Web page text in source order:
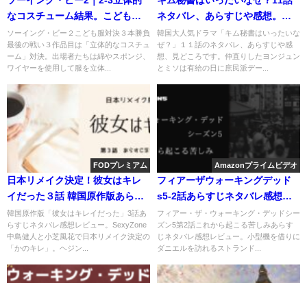
なコスチューム結果。こどもモ
デルの動きを考える
ソーイング・ビー２こども服対決３本勝負
最後の戦い３作品目は「立体的なコスチュ
ーム」対決。出場者たちは綿やスポンジ、
ワイヤーを使用して服を立体...
ネタバレ、あらすじや感想。市
バスデートは最高？
韓国大人気ドラマ「キム秘書はいったいな
ぜ？」１１話のネタバレ、あらすじや感
想、見どころです。仲直りしたヨンジュン
とミソは有給の日に庶民派デー...
FODプレミアム
日本リメイク決定！彼女はキレ
イだった３話 韓国原作版あらす
じネタバレ感想レビュー。
韓国原作版「彼女はキレイだった」3話あ
らすじネタバレ感想レビュー。SexyZone
中島健人と小芝風花で日本リメイク決定の
「かのキレ」。ヘジン...
Amazonプライムビデオ
フィアーザウォーキングデッド
s5-2話あらすじネタバレ感想レ
ビュー。スキッドマーク。
フィアー・ザ・ウォーキング・デッドシー
ズン5第2話これから起こる苦しみあらす
じネタバレ感想レビュー。小型機を借りに
ダニエルを訪れるストランド...